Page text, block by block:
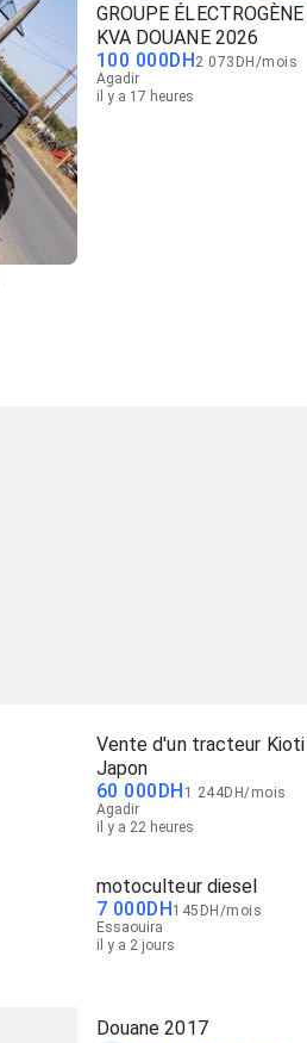
GROUPE
KVA DOUANE 2026
100 000DH2 073 DH /mois
Agadir
il y a 17 heures
Vente d'un tracteur Kioti
Japon
60 000DH 1 244DH/mois
Agadir
il y a 22 heures
motoculteur diesel
7 000DH145 DH /mois
Essaouira
il y a 2 jours
Douane 2017